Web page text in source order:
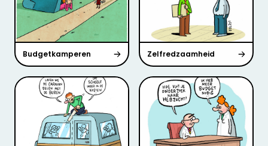
Budgetkamperen Zelfredzaamheid